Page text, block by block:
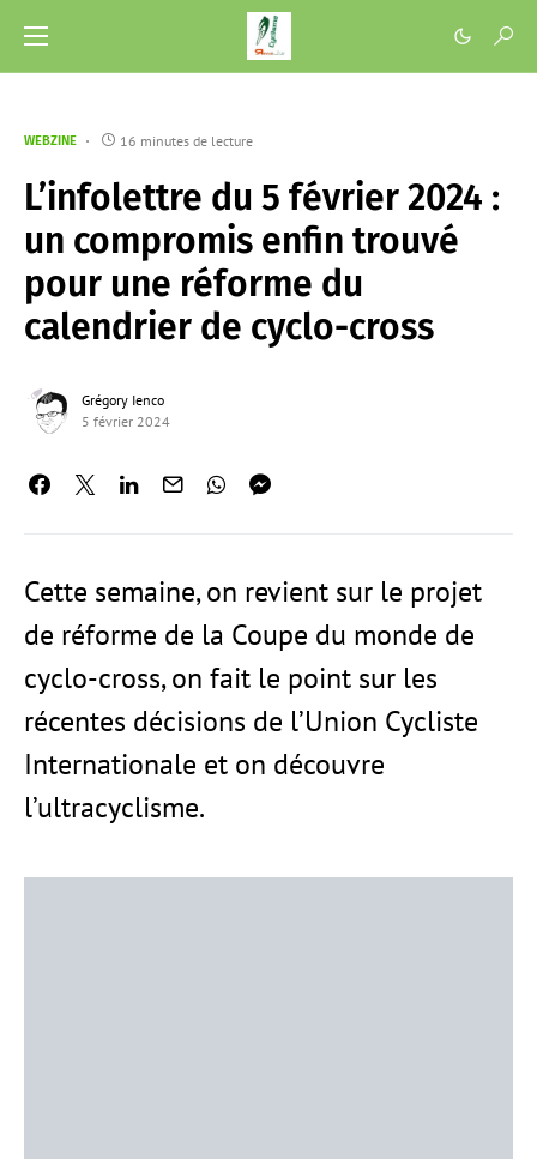
WEBZINE 16 minutes de lecture
L’infolettre du 5 février 2024 :
un compromis enfin trouvé
pour une réforme du
calendrier de cyclo-cross
Grégory Ienco
5 février 2024
Cette semaine, on revient sur le projet
de réforme de la Coupe du monde de
cyclo-cross, on fait le point sur les
récentes décisions de l’Union Cycliste
Internationale et on découvre
l’ultracyclisme.